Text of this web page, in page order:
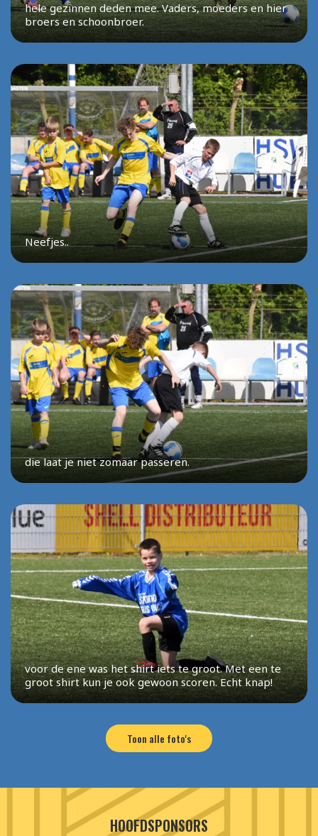
hele gezinnen deden mee. Vaders, moeders en hier
broers en schoonbroer.
Neefjes..
die laat je niet zomaar passeren.
voor de ene was het shirt iets te groot. Met een te
groot shirt kun je ook gewoon scoren. Echt knap!
Toon alle foto's
HOOFDSPONSORS